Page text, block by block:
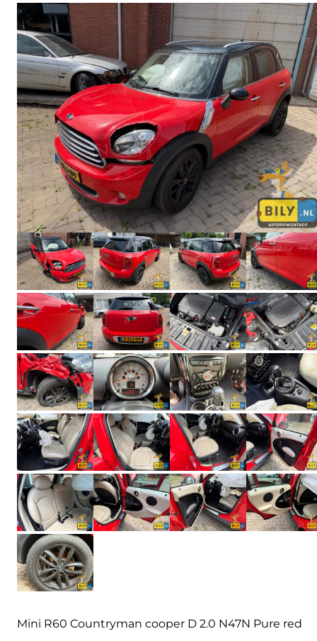
Mini R60 Countryman cooper D 2.0 N47N Pure red